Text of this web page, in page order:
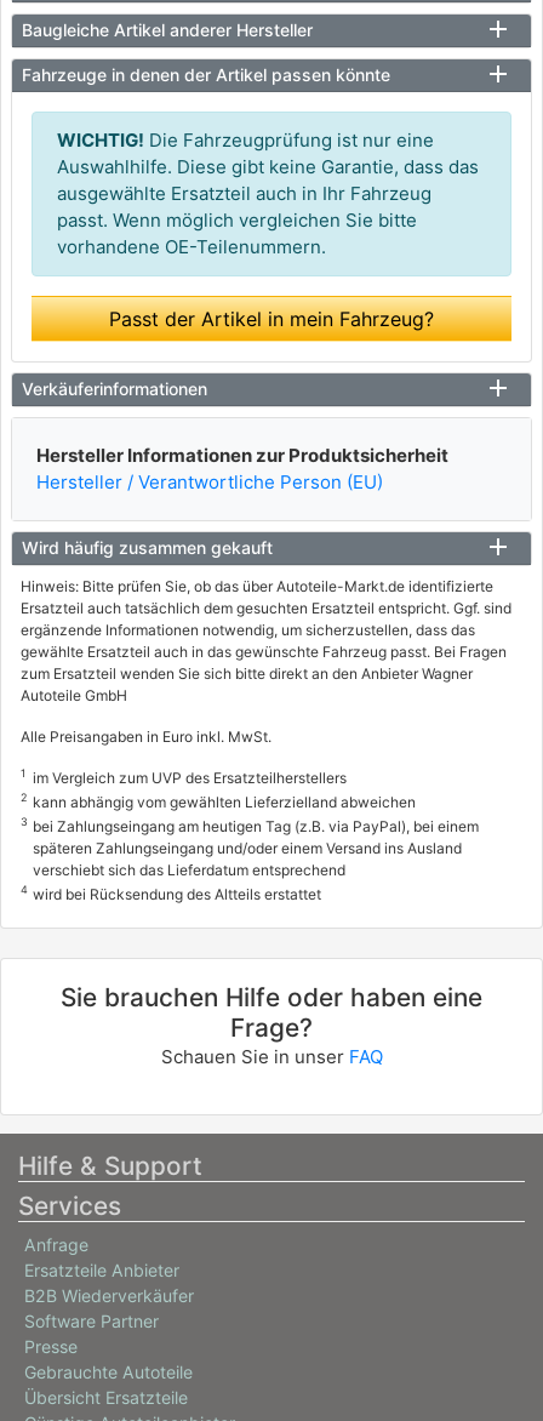
Baugleiche Artikel anderer Hersteller
Fahrzeuge in denen der Artikel passen könnte
WICHTIG! Die Fahrzeugprüfung ist nur eine
Auswahlhilfe. Diese gibt keine Garantie, dass das
ausgewählte Ersatzteil auch in Ihr Fahrzeug
passt. Wenn möglich vergleichen Sie bitte
vorhandene OE-Teilenummern.
Passt der Artikel in mein Fahrzeug?
Verkäuferinformationen
Hersteller Informationen zur Produktsicherheit
Hersteller / Verantwortliche Person (EU)
Wird häufig zusammen gekauft
Hinweis: Bitte prüfen Sie, ob das über Autoteile-Markt.de identifizierte
Ersatzteil auch tatsächlich dem gesuchten Ersatzteil entspricht. Ggf. sind
ergänzende Informationen notwendig, um sicherzustellen, dass das
gewählte Ersatzteil auch in das gewünschte Fahrzeug passt. Bei Fragen
zum Ersatzteil wenden Sie sich bitte direkt an den Anbieter Wagner
Autoteile GmbH
Alle Preisangaben in Euro inkl. MwSt.
1 im Vergleich zum UVP des Ersatzteilherstellers
2 kann abhängig vom gewählten Lieferzielland abweichen
3 bei Zahlungseingang am heutigen Tag (z.B. via PayPal), bei einem
späteren Zahlungseingang und/oder einem Versand ins Ausland
verschiebt sich das Lieferdatum entsprechend
4 wird bei Rücksendung des Altteils erstattet
Sie brauchen Hilfe oder haben eine
Frage?
Schauen Sie in unser FAQ
Hilfe & Support
Services
Anfrage
Ersatzteile Anbieter
B2B Wiederverkäufer
Software Partner
Presse
Gebrauchte Autoteile
Übersicht Ersatzteile